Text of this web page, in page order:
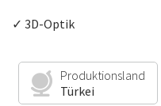
✓ 3D-Optik
Produktionsland
Türkei